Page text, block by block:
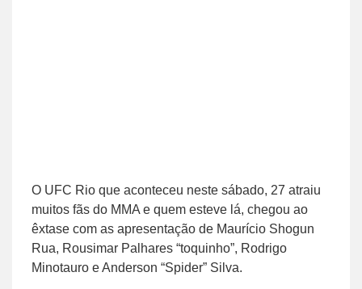
O UFC Rio que aconteceu neste sábado, 27 atraiu
muitos fãs do MMA e quem esteve lá, chegou ao
êxtase com as apresentação de Maurício Shogun
Rua, Rousimar Palhares “toquinho”, Rodrigo
Minotauro e Anderson “Spider” Silva.